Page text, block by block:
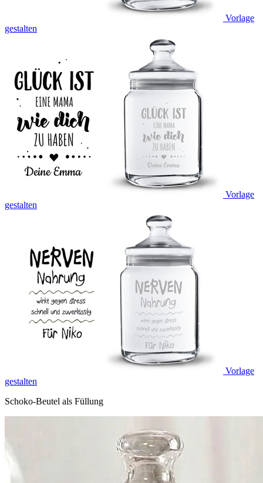
Vorlage
gestalten
Vorlage
gestalten
Vorlage
gestalten
Schoko-Beutel als Füllung